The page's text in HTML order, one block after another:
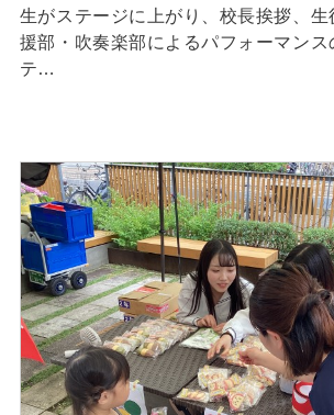
生がステージに上がり、校長挨拶、
援部・吹奏楽部によるパフォーマン
テ…